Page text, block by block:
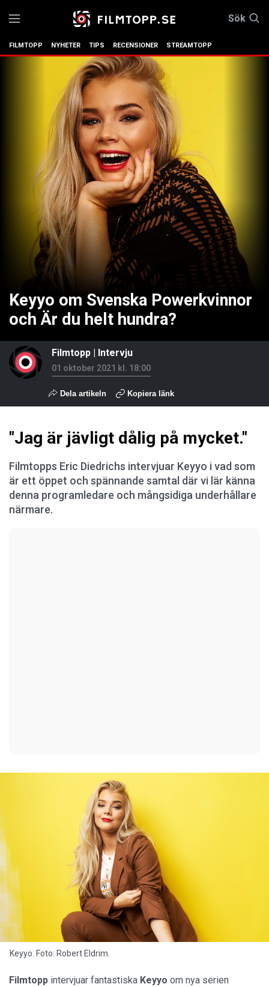
Sök
FILMTOPP NYHETER TIPS RECENSIONER STREAMTOPP
Keyyo om Svenska Powerkvinnor
och Är du helt hundra?
Filmtopp | Intervju
01 oktober 2021 kl. 18:00
Dela artikeln Kopiera länk
"Jag är jävligt dålig på mycket."
Filmtopps Eric Diedrichs intervjuar Keyyo i vad som
är ett öppet och spännande samtal där vi lär känna
denna programledare och mångsidiga underhållare
närmare.
Keyyo. Foto: Robert Eldrim.
Filmtopp intervjuar fantastiska Keyyo om nya serien